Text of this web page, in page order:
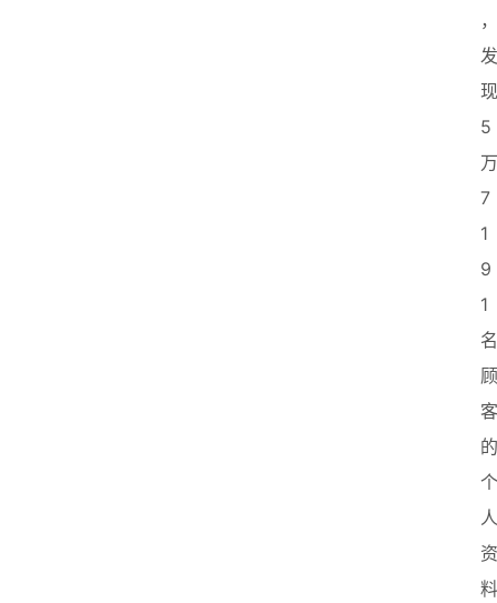
，
发
现
5
万
7
1
9
1
名
顾
客
的
个
人
资
料